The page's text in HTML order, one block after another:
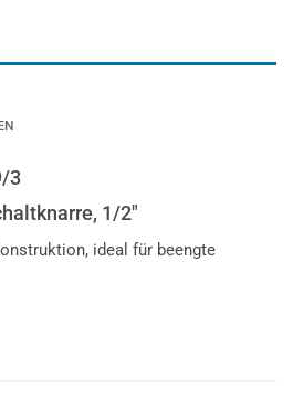
3
1/2″
ideal für beengte